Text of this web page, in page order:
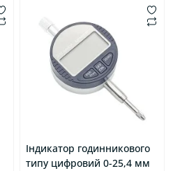
Індикатор годинникового
типу цифровий 0-25,4 мм